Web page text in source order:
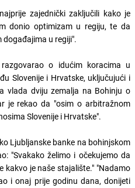
zajednički zaključili kako je
donio optimizam u regiju, te da
u regiji".
o idućim koracima u
Slovenije i Hrvatske, uključujući i
vlada dviju zemalja na Bohinju o
je rekao da "osim o arbitražnom
Slovenije i Hrvatske".
Ljubljanske banke na bohinjskom
"Svakako želimo i očekujemo da
kakvo je naše stajalište." "Nadamo
i onaj prije godinu dana, donijeti